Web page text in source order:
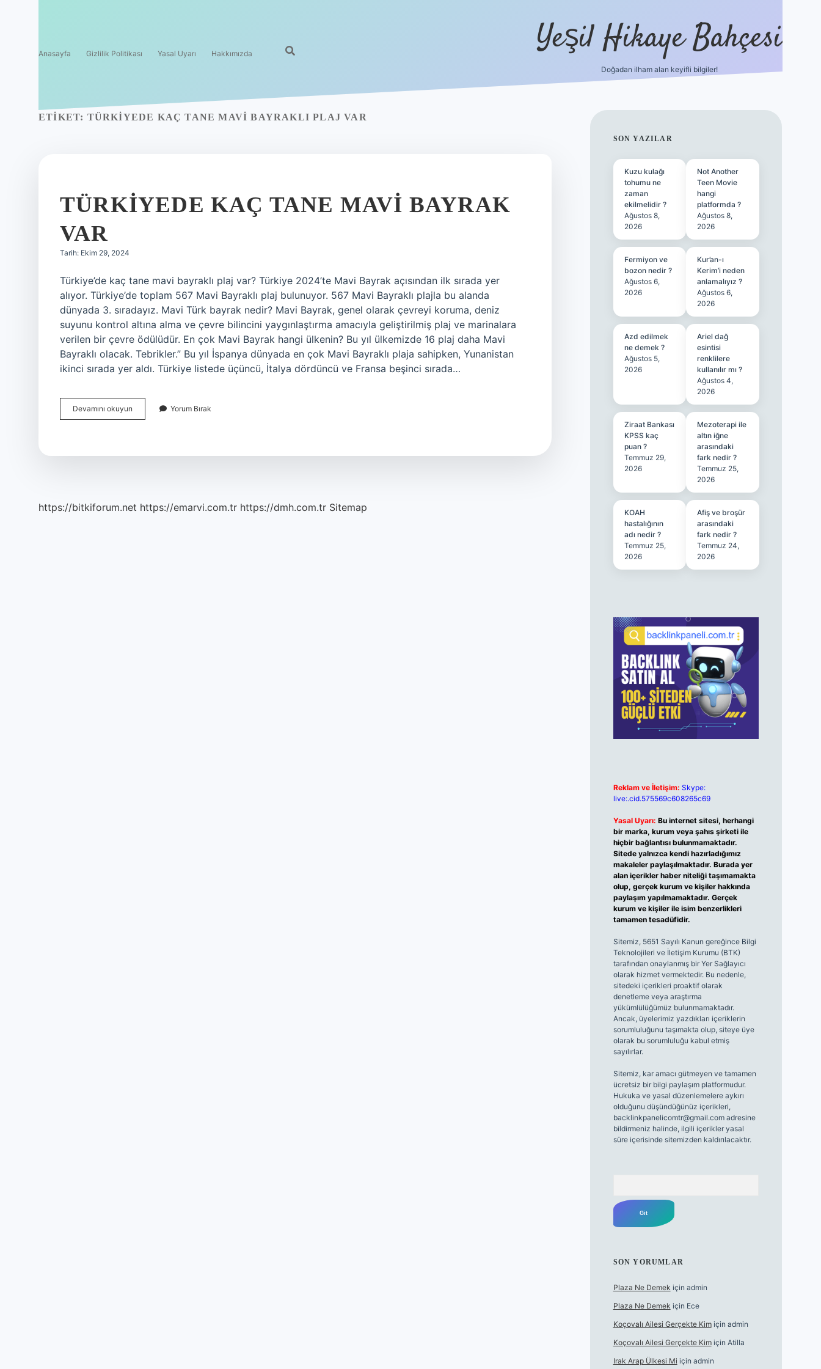
Anasayfa Gizlilik Politikası Yasal Uyarı Hakkımızda Yeşil Hikaye Bahçesi
Doğadan ilham alan keyifli bilgiler!
ETIKET: TÜRKIYEDE KAÇ TANE MAVI BAYRAKLI PLAJ VAR
TÜRKIYEDE KAÇ TANE MAVI BAYRAK
VAR
Tarih: Ekim 29, 2024
Türkiye’de kaç tane mavi bayraklı plaj var? Türkiye 2024’te Mavi Bayrak açısından ilk sırada yer
alıyor. Türkiye’de toplam 567 Mavi Bayraklı plaj bulunuyor. 567 Mavi Bayraklı plajla bu alanda
dünyada 3. sıradayız. Mavi Türk bayrak nedir? Mavi Bayrak, genel olarak çevreyi koruma, deniz
suyunu kontrol altına alma ve çevre bilincini yaygınlaştırma amacıyla geliştirilmiş plaj ve marinalara
verilen bir çevre ödülüdür. En çok Mavi Bayrak hangi ülkenin? Bu yıl ülkemizde 16 plaj daha Mavi
Bayraklı olacak. Tebrikler.” Bu yıl İspanya dünyada en çok Mavi Bayraklı plaja sahipken, Yunanistan
ikinci sırada yer aldı. Türkiye listede üçüncü, İtalya dördüncü ve Fransa beşinci sırada…
Devamını okuyun Türkiyede
Kaç
Yorum Bırak
https://bitkiforum.net https://emarvi.com.tr https://dmh.com.tr Sitemap
SIDEBAR
SON YAZILAR
Kuzu kulağı
tohumu ne
zaman
ekilmelidir ?
Ağustos 8,
2026
Not Another
Teen Movie
hangi
platformda ?
Ağustos 8,
2026
Fermiyon ve
bozon nedir ?
Ağustos 6,
2026
Kur’an-ı
Kerim’i neden
anlamalıyız ?
Ağustos 6,
2026
Azd edilmek
ne demek ?
Ağustos 5,
2026
Ariel dağ
esintisi
renklilere
kullanılır mı ?
Ağustos 4,
2026
Ziraat Bankası
KPSS kaç
puan ?
Temmuz 29,
2026
Mezoterapi ile
altın iğne
arasındaki
fark nedir ?
Temmuz 25,
2026
KOAH
hastalığının
adı nedir ?
Temmuz 25,
2026
Afiş ve broşür
arasındaki
fark nedir ?
Temmuz 24,
2026
Reklam ve İletişim: Skype:
live:.cid.575569c608265c69
Yasal Uyarı: Bu internet sitesi, herhangi
bir marka, kurum veya şahıs şirketi ile
hiçbir bağlantısı bulunmamaktadır.
Sitede yalnızca kendi hazırladığımız
makaleler paylaşılmaktadır. Burada yer
alan içerikler haber niteliği taşımamakta
olup, gerçek kurum ve kişiler hakkında
paylaşım yapılmamaktadır. Gerçek
kurum ve kişiler ile isim benzerlikleri
tamamen tesadüfidir.
Sitemiz, 5651 Sayılı Kanun gereğince Bilgi
Teknolojileri ve İletişim Kurumu (BTK)
tarafından onaylanmış bir Yer Sağlayıcı
olarak hizmet vermektedir. Bu nedenle,
sitedeki içerikleri proaktif olarak
denetleme veya araştırma
yükümlülüğümüz bulunmamaktadır.
Ancak, üyelerimiz yazdıkları içeriklerin
sorumluluğunu taşımakta olup, siteye üye
olarak bu sorumluluğu kabul etmiş
sayılırlar.
Sitemiz, kar amacı gütmeyen ve tamamen
ücretsiz bir bilgi paylaşım platformudur.
Hukuka ve yasal düzenlemelere aykırı
olduğunu düşündüğünüz içerikleri,
backlinkpanelicomtr@gmail.comadresine
bildirmeniz halinde, ilgili içerikler yasal
süre içerisinde sitemizden kaldırılacaktır.
SON YORUMLAR
Plaza Ne Demek için admin
Plaza Ne Demek için Ece
Koçovalı Ailesi Gerçekte Kimiçin admin
Koçovalı Ailesi Gerçekte Kimiçin Atilla
Irak Arap Ülkesi Mi için admin
ilbet güncel giriş adresiilbet